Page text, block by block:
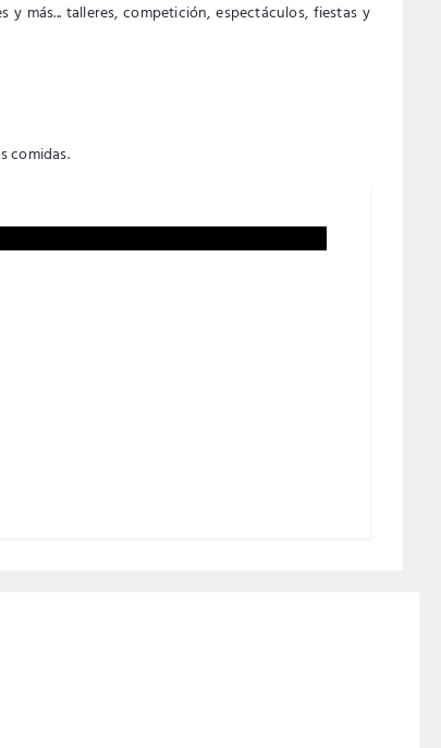
y más... talleres, competición, espectáculos, fiestas y
comidas.